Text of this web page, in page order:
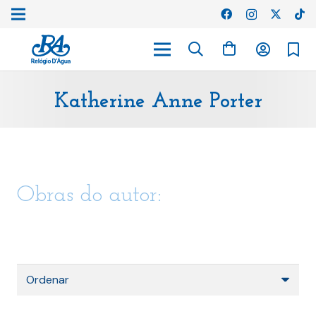
Katherine Anne Porter
Obras do autor: